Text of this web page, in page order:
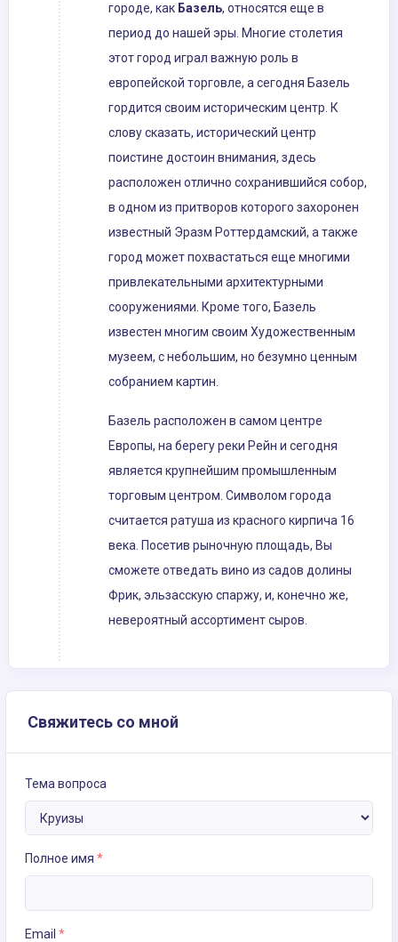
городе, как Базель, относятся еще в
период до нашей эры. Многие столетия
этот город играл важную роль в
европейской торговле, а сегодня Базель
гордится своим историческим центр. К
слову сказать, исторический центр
поистине достоин внимания, здесь
расположен отлично сохранившийся собор,
в одном из притворов которого захоронен
известный Эразм Роттердамский, а также
город может похвастаться еще многими
привлекательными архитектурными
сооружениями. Кроме того, Базель
известен многим своим Художественным
музеем, с небольшим, но безумно ценным
собранием картин.
Базель расположен в самом центре
Европы, на берегу реки Рейн и сегодня
является крупнейшим промышленным
торговым центром. Символом города
считается ратуша из красного кирпича 16
века. Посетив рыночную площадь, Вы
сможете отведать вино из садов долины
Фрик, эльзасскую спаржу, и, конечно же,
невероятный ассортимент сыров.
Свяжитесь со мной
Тема вопроса
Полное имя *
Email *